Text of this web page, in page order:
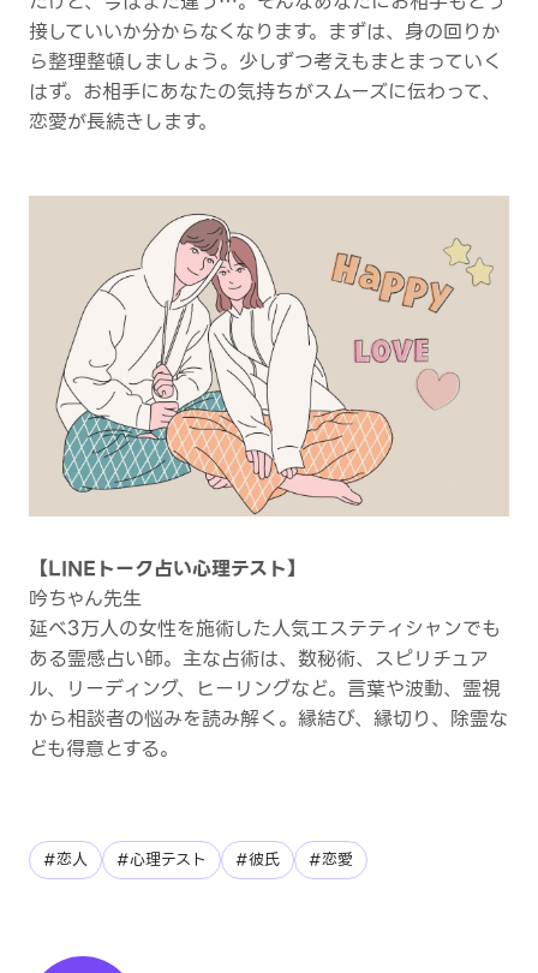
接していいか分からなくなります。まずは、身の回りか
ら整理整頓しましょう。少しずつ考えもまとまっていく
はず。お相手にあなたの気持ちがスムーズに伝わって、
恋愛が長続きします。
【LINEトーク占い心理テスト】
吟ちゃん先生
延べ3万人の女性を施術した人気エステティシャンでも
ある霊感占い師。主な占術は、数秘術、スピリチュア
ル、リーディング、ヒーリングなど。言葉や波動、霊視
から相談者の悩みを読み解く。縁結び、縁切り、除霊な
ども得意とする。
#恋人 #心理テスト #彼氏 #恋愛